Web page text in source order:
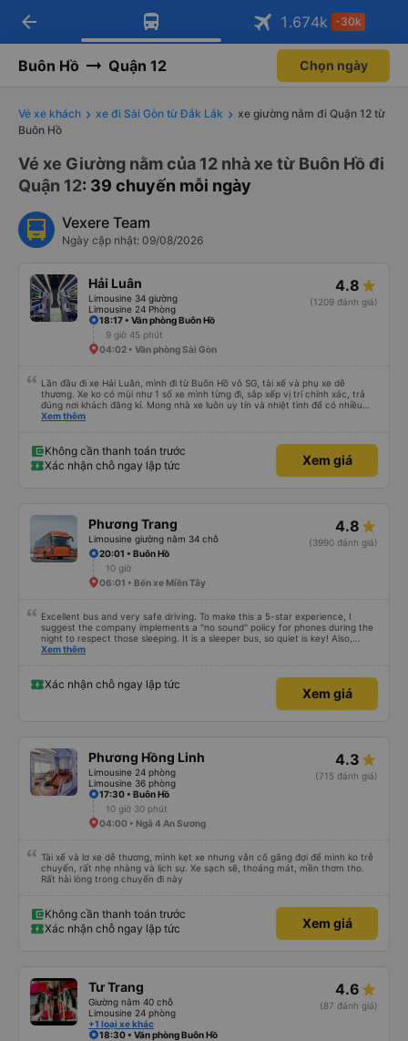
Tải app Vexere ngay!
Nhận ưu đãi thành viên độc
Mở app
Tải app Vexere
-30k/ghế khi đặt vé máy bay qua
Mở app
arrow_back 1.674k -30k
Buôn Hồ Quận 12 Chọn ngày
Vé xe khách xe đi Sài Gòn từ Đắk Lắk
xe giường nằm đi Quận 12 từ
Buôn Hồ
Vé xe Giường nằm của 12 nhà xe từ Buôn Hồ đi
Quận 12: 39 chuyến mỗi ngày
Vexere Team
Ngày cập nhật: 09/08/2026
Hải Luân
Limousine 34 giường
Limousine 24 Phòng
4.8
(1209 đánh giá)
18:17 • Văn phòng Buôn Hồ
9 giờ 45 phút
04:02 • Văn phòng Sài Gòn
Lần đầu đi xe Hải Luân, mình đi từ Buôn Hồ vô SG, tài xế và phụ xe dễ
thương. Xe ko có mùi như 1 số xe mình từng đi, sắp xếp vị trí chính xác, trả
đúng nơi khách đăng kí. Mong nhà xe luôn uy tín và nhiệt tình để có nhiều
khách hàng hơn nữa
Xem thêm
Không cần thanh toán trước
Xác nhận chỗ ngay lập tức
Xem giá
Phương Trang
Limousine giường nằm 34 chỗ
4.8
(3990 đánh giá)
20:01 • Buôn Hồ
10 giờ
06:01 • Bến xe Miền Tây
Excellent bus and very safe driving. To make this a 5-star experience, I
suggest the company implements a "no sound" policy for phones during the
night to respect those sleeping. It is a sleeper bus, so quiet is key! Also,
please display the Wi-Fi password clearly inside the cabin for convenience. I
quy định rõ ràng về việc giữ im lặng (tắt âm thanh điện thoại) vào ban đêm
để tránh làm phiền hành khách khác ngủ. Ngoài ra, nhà xe nên dán sẵn mật
khẩu Wi-Fi trong xe để hành khách dễ dàng sử dụng. Tôi vẫn sẽ tiếp tục ủng
Xem thêm
Xác nhận chỗ ngay lập tức
Xem giá
Phương Hồng Linh
Limousine 24 phòng
Limousine 36 phòng
4.3
(715 đánh giá)
17:30 • Buôn Hồ
10 giờ 30 phút
04:00 • Ngã 4 An Sương
Tài xế và lơ xe dễ thương, mình kẹt xe nhưng vẫn cố gắng đợi để mình ko trễ
chuyến, rất nhẹ nhàng và lịch sự. Xe sạch sẽ, thoáng mát, mền thơm tho.
Rất hài lòng trong chuyến đi này
Không cần thanh toán trước
Xác nhận chỗ ngay lập tức
Xem giá
Tư Trang
Giường nằm 40 chỗ
Limousine 24 phòng
+1 loại xe khác
4.6
(87 đánh giá)
18:30 • Văn phòng Buôn Hồ